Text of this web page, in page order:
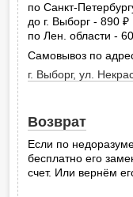
по Санкт-
до г. Выборг - 890
по Лен. области - 60
Самовывоз по
г. Выборг, ул.
Возврат
Если по
бесплатно его
счет. Или вернём